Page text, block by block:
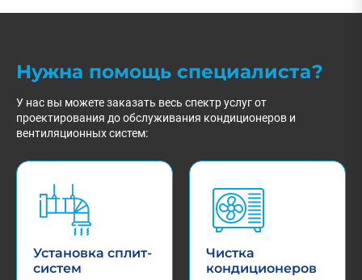
Нужна помощь специалиста?
У нас вы можете заказать весь спектр услуг от
проектирования до обслуживания кондиционеров и
вентиляционных систем:
Установка сплит-
систем
Чистка
кондиционеров